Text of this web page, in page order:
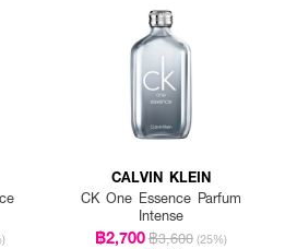
CALVIN KLEIN
CK One Essence Parfum
Intense
฿2,700฿3,600 (25%)